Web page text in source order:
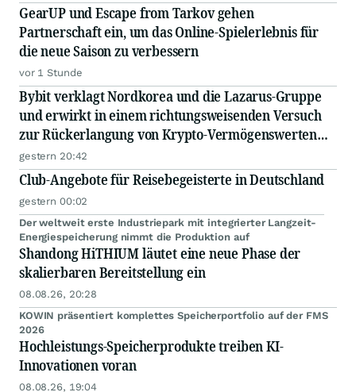
GearUP und Escape from Tarkov gehen
Partnerschaft ein, um das Online-Spielerlebnis für
die neue Saison zu verbessern
vor 1 Stunde
Bybit verklagt Nordkorea und die Lazarus-Gruppe
und erwirkt in einem richtungsweisenden Versuch
zur Rückerlangung von Krypto-Vermögenswerten
eine einstweilige Verfügung zur Einfrierung
gestohlener Vermögenswerte
gestern 20:42
Club-Angebote für Reisebegeisterte in Deutschland
gestern 00:02
Der weltweit erste Industriepark mit integrierter Langzeit-
Energiespeicherung nimmt die Produktion auf
Shandong HiTHIUM läutet eine neue Phase der
skalierbaren Bereitstellung ein
08.08.26, 20:28
KOWIN präsentiert komplettes Speicherportfolio auf der FMS
2026
Hochleistungs-Speicherprodukte treiben KI-
Innovationen voran
08.08.26, 19:04